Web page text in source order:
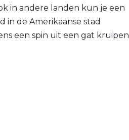
in andere landen kun je een
in de Amerikaanse stad
een spin uit een gat kruipen